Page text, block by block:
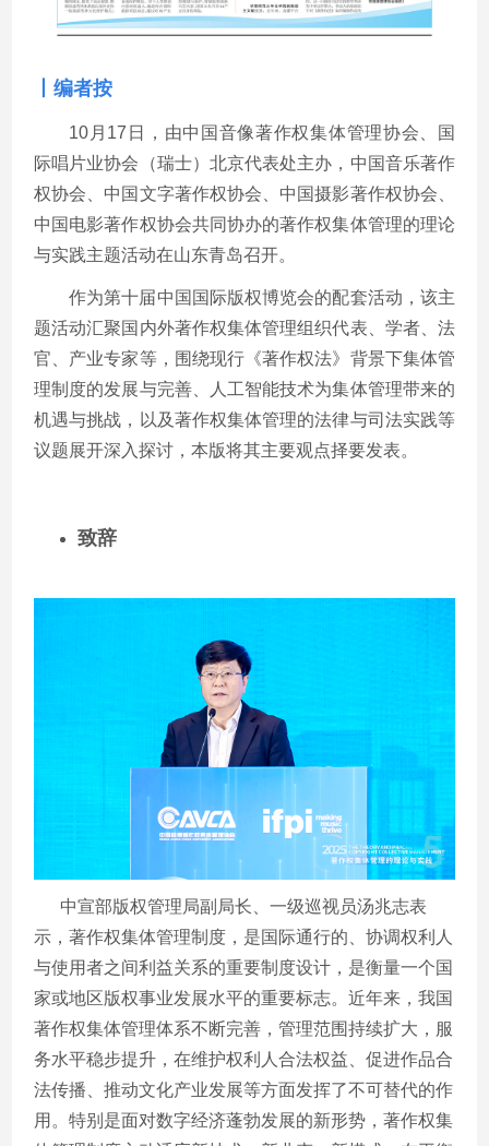
丨编者按
10 月 17 日，由中国音像著作权集体管理协会、国
际唱片业协会（瑞士）北京代表处主办，中国音乐著作
权协会、中国文字著作权协会、中国摄影著作权协会、
中国电影著作权协会共同协办的著作权集体管理的理论
与实践主题活动在山东青岛召开。
作为第十届中国国际版权博览会的配套活动，该主
题活动汇聚国内外著作权集体管理组织代表、学者、法
官、产业专家等，围绕现行《著作权法》背景下集体管
理制度的发展与完善、人工智能技术为集体管理带来的
机遇与挑战，以及著作权集体管理的法律与司法实践等
议题展开深入探讨，本版将其主要观点择要发表。
致辞
中宣部版权管理局副局长、一级巡视员汤兆志表
示，著作权集体管理制度，是国际通行的、协调权利人
与使用者之间利益关系的重要制度设计，是衡量一个国
家或地区版权事业发展水平的重要标志。近年来，我国
著作权集体管理体系不断完善，管理范围持续扩大，服
务水平稳步提升，在维护权利人合法权益、促进作品合
法传播、推动文化产业发展等方面发挥了不可替代的作
用。特别是面对数字经济蓬勃发展的新形势，著作权集